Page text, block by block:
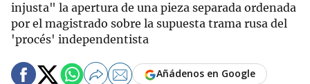
injusta" la apertura de una pieza separada ordenada
por el magistrado sobre la supuesta trama rusa del
'procés' independentista
Añádenos en Google